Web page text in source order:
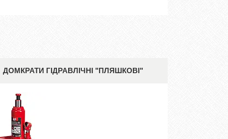
ДОМКРАТИ ГІДРАВЛІЧНІ "ПЛЯШКOВІ"